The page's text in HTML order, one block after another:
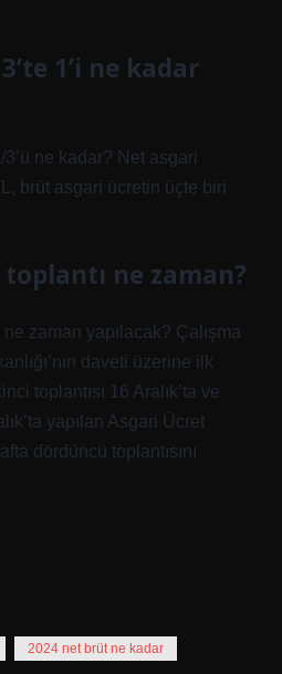
1’i ne kadar
ne kadar? Net asgari
brüt asgari ücretin üçte biri
ne zaman?
zaman yapılacak? Çalışma
daveti üzerine ilk
toplantısı 16 Aralık’ta ve
yapılan Asgari Ücret
dördüncü toplantısını
2024 net brüt ne kadar